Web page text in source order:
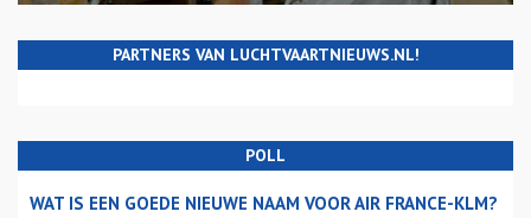
PARTNERS VAN LUCHTVAARTNIEUWS.NL!
POLL
WAT IS EEN GOEDE NIEUWE NAAM VOOR AIR FRANCE-KLM?